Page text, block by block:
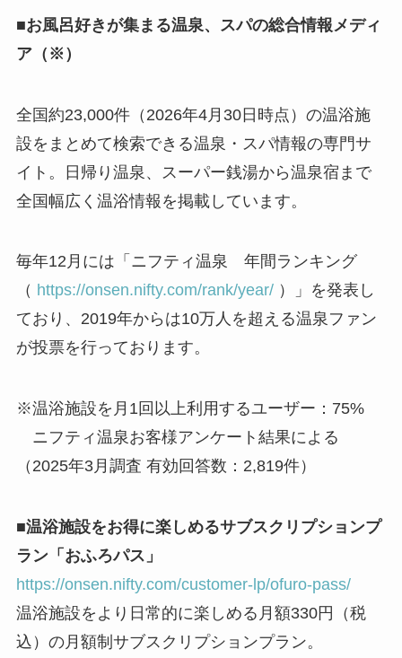
■お風呂好きが集まる温泉、スパの総合情報メディ
ア（※）
全国約23,000件（2026年4月30日時点）の温浴施
設をまとめて検索できる温泉・スパ情報の専門サ
イト。日帰り温泉、スーパー銭湯から温泉宿まで
全国幅広く温浴情報を掲載しています。
毎年12月には「ニフティ温泉 年間ランキング
（ https://onsen.nifty.com/rank/year/）」を発表し
ており、2019年からは10万人を超える温泉ファン
が投票を行っております。
※温浴施設を月1回以上利用するユーザー：75%
ニフティ温泉お客様アンケート結果による
（2025年3月調査 有効回答数：2,819件）
■温浴施設をお得に楽しめるサブスクリプションプ
ラン「おふろパス」
https://onsen.nifty.com/customer-lp/ofuro-pass/
温浴施設をより日常的に楽しめる月額330円（税
込）の月額制サブスクリプションプラン。